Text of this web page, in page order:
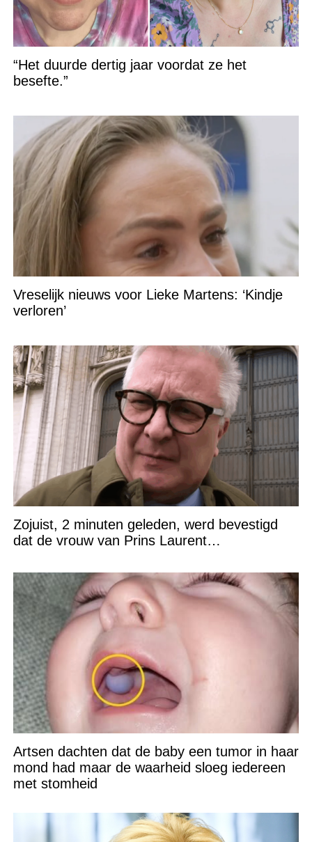
“Het duurde dertig jaar voordat ze het
besefte.”
Vreselijk nieuws voor Lieke Martens: ‘Kindje
verloren’
Zojuist, 2 minuten geleden, werd bevestigd
dat de vrouw van Prins Laurent…
Artsen dachten dat de baby een tumor in haar
mond had maar de waarheid sloeg iedereen
met stomheid